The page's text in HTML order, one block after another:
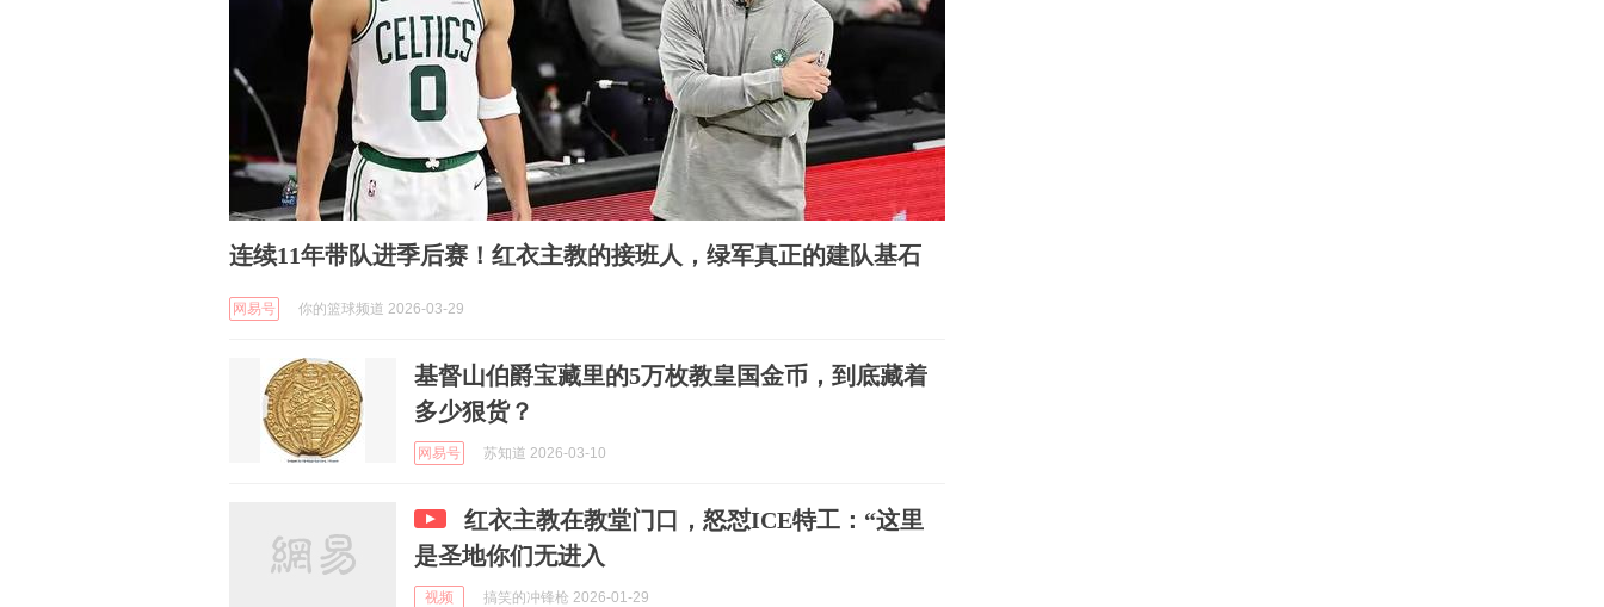
连续11年带队进季后赛！红衣主教的接班人，绿军真正的建队基石
网易号 你的篮球频道 2026-03-29
基督山伯爵宝藏里的5万枚教皇国金币，到底藏着
多少狠货？
网易号 苏知道 2026-03-10
红衣主教在教堂门口，怒怼ICE特工：“这里
是圣地你们无进入
视频 搞笑的冲锋枪 2026-01-29